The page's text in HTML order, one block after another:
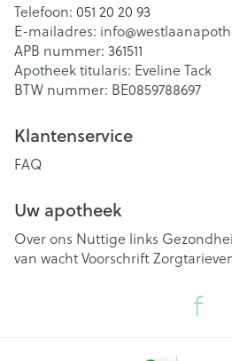
Telefoon: 051 20 20 93
E-mailadres: info@
APB nummer: 361511
Apotheek titularis: Eveline Tack
BTW nummer: BE0859788697
Klantenservice
FAQ
Uw apotheek
Over ons Nuttige links
van wachtVoorschrift